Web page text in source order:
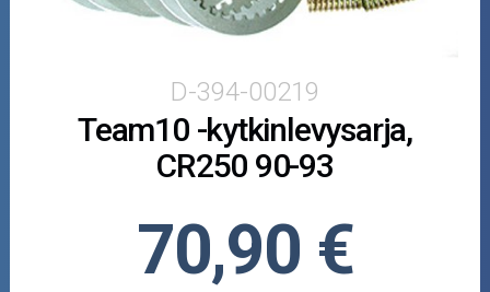
Nastarenkaat
Öljyt ja kemikaalit
Outlet-tuotteet
D-394-00219
Team10 -kytkinlevysarja,
CR250 90-93
70,90 €